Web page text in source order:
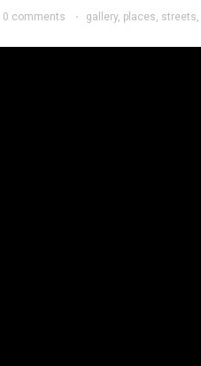
0 comments · gallery, places streets